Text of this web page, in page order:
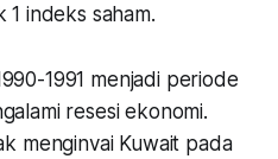
indeks saham.
1991 menjadi periode
resesi ekonomi.
menginvai Kuwait pada